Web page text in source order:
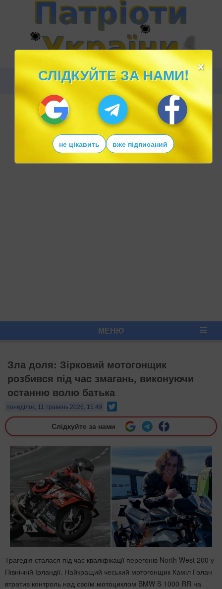
МЕНЮ
Зла доля: Зірковий мотогонщик
розбився під час змагань, виконуючи
останню волю батька
понеділок, 11 травень 2026, 15:49
Слідкуйте за нами
Трагедія сталася під час кваліфікації перегонів North West 200 у
Північній Ірландії. Найкращий чеський мотогонщик Каміл Голан
втратив контроль над своїм мотоциклом BMW S 1000 RR на
×
СЛІДКУЙТЕ ЗА НАМИ!
не цікавить вже підписаний